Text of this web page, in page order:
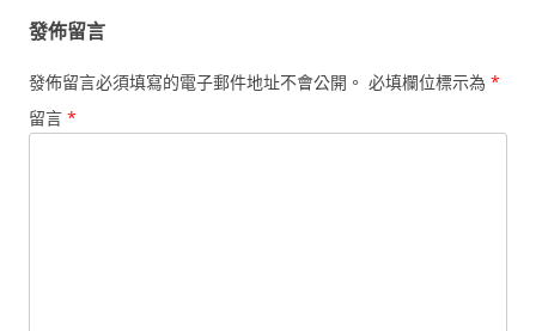
發佈留言
發佈留言必須填寫的電子郵件地址不會公開。 必填欄位標示為 *
留言 *